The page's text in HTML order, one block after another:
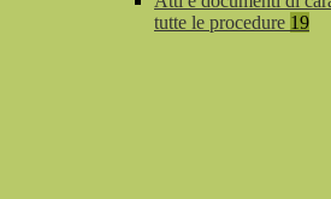
tutte le procedure 19